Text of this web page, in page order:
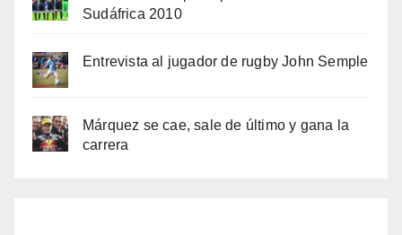
Sudáfrica 2010
Entrevista al jugador de rugby John Semple
Márquez se cae, sale de último y gana la
carrera